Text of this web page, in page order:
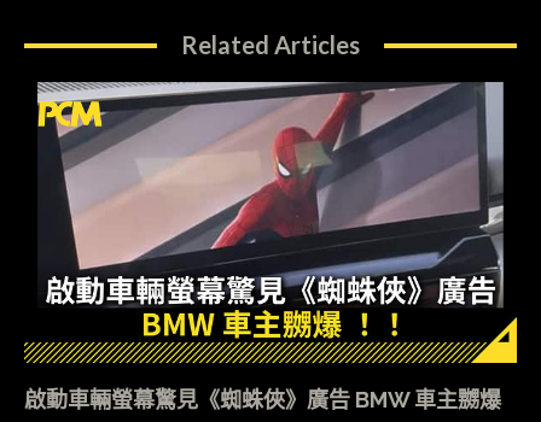
Related Articles
啟動車輛螢幕驚見《蜘蛛俠》廣告 BMW 車主嬲爆